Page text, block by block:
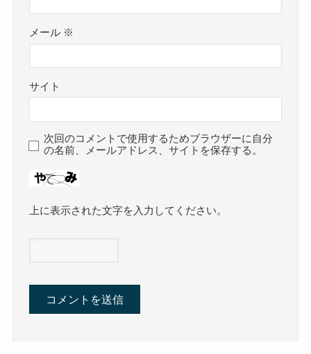
メール ※
サイト
次回のコメントで使用するためブラウザーに自分
の名前、メールアドレス、サイトを保存する。
上に表示された文字を入力してください。